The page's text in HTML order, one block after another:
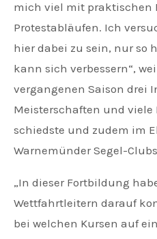
mich viel mit praktischen
Protestabläufen. Ich
hier dabei zu sein, nur so
kann sich verbessern“,
vergangenen Saison drei
Meisterschaften und
schiedste und zudem im
Warnemünder Segel-
„In dieser Fortbildung
Wettfahrtleitern darauf
bei welchen Kursen auf